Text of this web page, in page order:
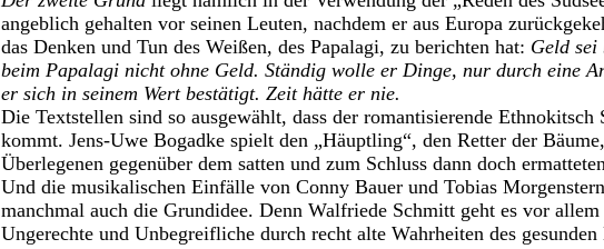
angeblich gehalten vor seinen Leuten, nachdem er aus Europa
das Denken und Tun des Weißen, des Papalagi, zu berichten hat: Geld sei
beim Papalagi nicht ohne Geld. Ständig wolle er Dinge, nur durch eine
er sich in seinem Wert bestätigt. Zeit hätte er nie.
Die Textstellen sind so ausgewählt, dass der romantisierende Ethnokitsch
kommt. Jens-Uwe Bogadke spielt den „Häuptling“, den Retter der
Überlegenen gegenüber dem satten und zum Schluss dann doch
Und die musikalischen Einfälle von Conny Bauer und Tobias
manchmal auch die Grundidee. Denn Walfriede Schmitt geht es vor allem
Ungerechte und Unbegreifliche durch recht alte Wahrheiten des